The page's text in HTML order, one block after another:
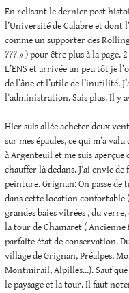
En relisant le dernier post
l’Université de Calabre et dont
comme un supporter des
??? » ) pour être plus à la page.
L’ENS et arrivée un peu tôt je
de l’âne et l’utile de l’inutilité.
l’administration. Sais plus. Il y
Hier suis allée acheter deux
sur mes épaules, ce qui m’a
à Argenteuil et me suis aperçue
chauffer là dedans. J’ai envie
peinture. Grignan: On passe de
dans cette location confortable
grandes baies vitrées , du
la tour de Chamaret ( Ancienne
parfaite état de conservation.
village de Grignan, Préalpes,
Montmirail, Alpilles…). Sauf
le paysage et la tour. Il faut